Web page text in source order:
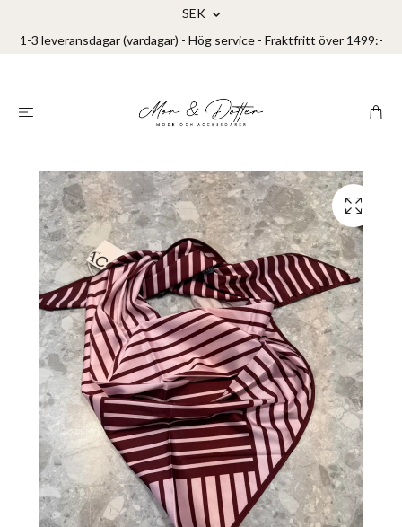
SEK
1-3 leveransdagar (vardagar) - Hög service - Fraktfritt över 1499:-